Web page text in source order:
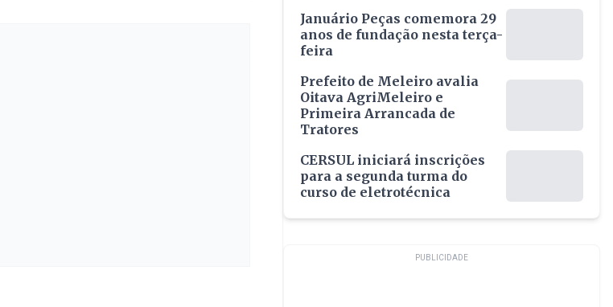
Januário Peças comemora 29
anos de fundação nesta terça-
feira
Prefeito de Meleiro avalia
Oitava AgriMeleiro e
Primeira Arrancada de
Tratores
CERSUL iniciará inscrições
para a segunda turma do
curso de eletrotécnica
PUBLICIDADE